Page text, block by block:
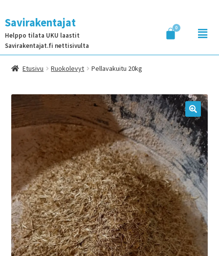
Savirakentajat
Helppo tilata UKU laastit
Savirakentajat.fi nettisivulta
Etusivu Ruokolevyt Pellavakuitu 20kg